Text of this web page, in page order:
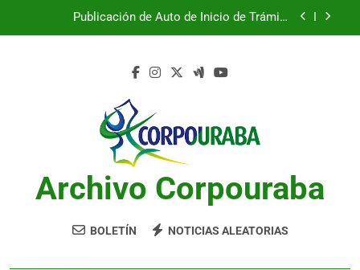
Publicación de Auto de Inicio de Trámite
Notificación por aviso
Publicación de Auto de Inicio de Trámite
Publicación de Auto de Inicio de Trámite
CITACIONES
Archivo Corpouraba
BOLETÍN NOTICIAS ALEATORIAS